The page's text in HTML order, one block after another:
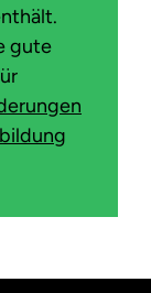
gute